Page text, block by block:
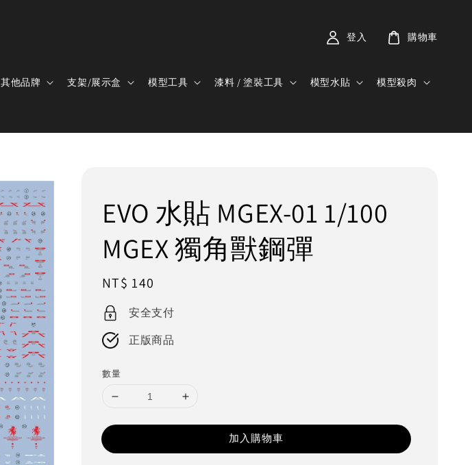
其他品牌 支架/展示盒 模型工具 漆料 / 塗裝工具 模型水貼 模型殺肉
登入 購物車
EVO 水貼 MGEX-01 1/100
MGEX 獨角獸鋼彈
Regular
price
NT$ 140
安全支付
正版商品
數量
加入購物車